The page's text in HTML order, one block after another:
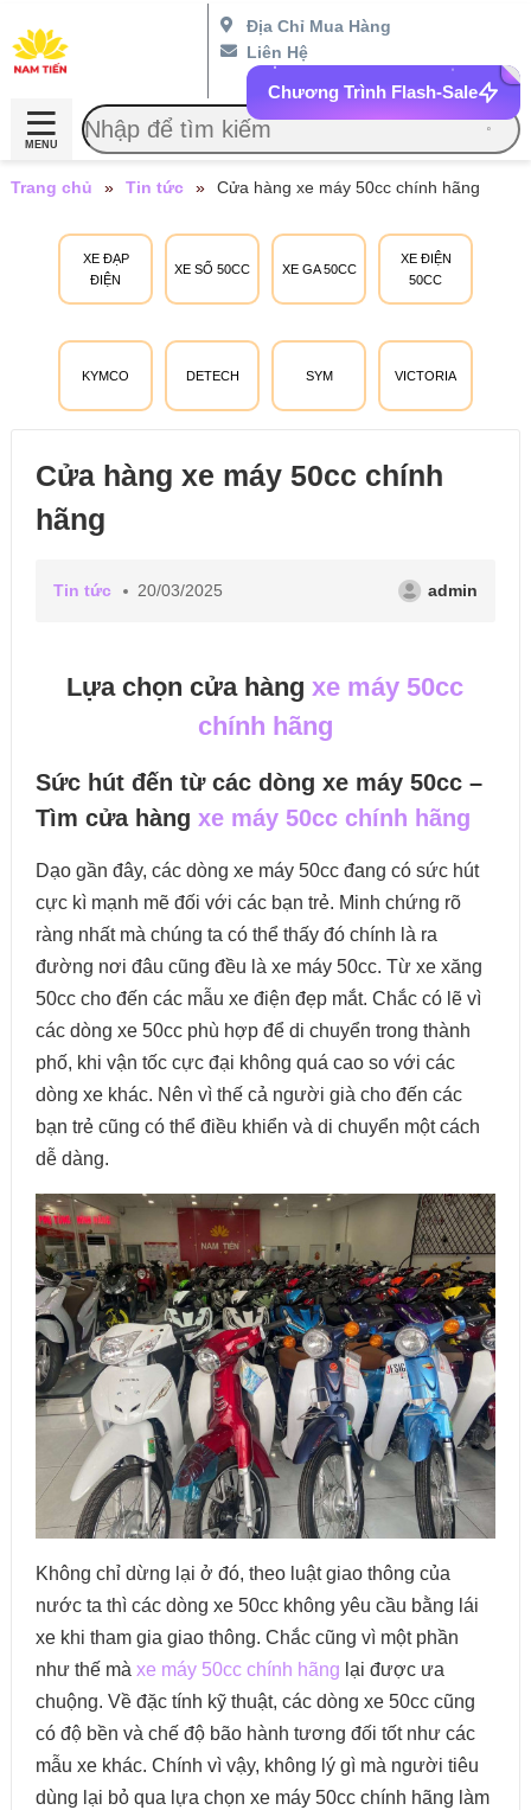
Địa Chỉ Mua Hàng
Liên Hệ
Chương Trình Flash-Sale
MENU
XE ĐẠP
ĐIỆN
XE SỐ 50CC XE GA 50CC
XE ĐIỆN
50CC
KYMCO DETECH SYM VICTORIA
Trang chủ » Tin tức » Cửa hàng xe máy 50cc chính hãng
Cửa hàng xe máy 50cc chính
hãng
Tin tức 20/03/2025 admin
Lựa chọn cửa hàngxe máy 50cc
chính hãng
Sức hút đến từ các dòng xe máy 50cc –
Tìm cửa hàng xe máy 50cc chính hãng
Dạo gần đây, các dòng xe máy 50cc đang có sức hút
cực kì mạnh mẽ đối với các bạn trẻ. Minh chứng rõ
ràng nhất mà chúng ta có thể thấy đó chính là ra
đường nơi đâu cũng đều là xe máy 50cc. Từ xe xăng
50cc cho đến các mẫu xe điện đẹp mắt. Chắc có lẽ vì
các dòng xe 50cc phù hợp để di chuyển trong thành
phố, khi vận tốc cực đại không quá cao so với các
dòng xe khác. Nên vì thế cả người già cho đến các
bạn trẻ cũng có thể điều khiển và di chuyển một cách
dễ dàng.
Không chỉ dừng lại ở đó, theo luật giao thông của
nước ta thì các dòng xe 50cc không yêu cầu bằng lái
xe khi tham gia giao thông. Chắc cũng vì một phần
như thế mà xe máy 50cc chính hãng lại được ưa
chuộng. Về đặc tính kỹ thuật, các dòng xe 50cc cũng
có độ bền và chế độ bão hành tương đối tốt như các
mẫu xe khác. Chính vì vậy, không lý gì mà người tiêu
dùng lại bỏ qua lựa chọn xe máy 50cc chính hãng làm